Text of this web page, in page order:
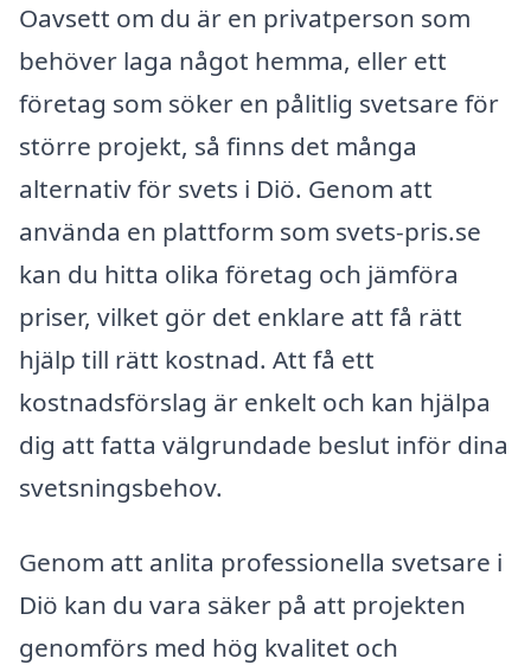
Oavsett om du är en privatperson som
behöver laga något hemma, eller ett
företag som söker en pålitlig svetsare för
större projekt, så finns det många
alternativ för svets i Diö. Genom att
använda en plattform som svets-pris.se
kan du hitta olika företag och jämföra
priser, vilket gör det enklare att få rätt
hjälp till rätt kostnad. Att få ett
kostnadsförslag är enkelt och kan hjälpa
dig att fatta välgrundade beslut inför dina
svetsningsbehov.
Genom att anlita professionella svetsare i
Diö kan du vara säker på att projekten
genomförs med hög kvalitet och